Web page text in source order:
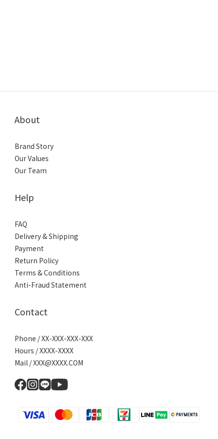
About
Brand Story
Our Values
Our Team
Help
FAQ
Delivery & Shipping
Payment
Return Policy
Terms & Conditions
Anti-Fraud Statement
Contact
Phone / XX-XXX-XXX-XXX
Hours / XXXX-XXXX
Mail / XXX@XXXX.COM